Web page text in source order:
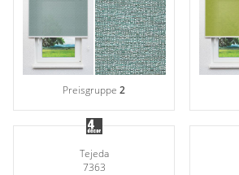
Preisgruppe2
Tejeda
7363